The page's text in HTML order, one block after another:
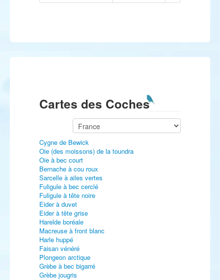
Cartes des Coches
Cygne de Bewick
Oie (des moissons) de la toundra
Oie à bec court
Bernache à cou roux
Sarcelle à ailes vertes
Fuligule à bec cerclé
Fuligule à tête noire
Eider à duvet
Eider à tête grise
Harelde boréale
Macreuse à front blanc
Harle huppé
Faisan vénéré
Plongeon arctique
Grèbe à bec bigarré
Grèbe jougris